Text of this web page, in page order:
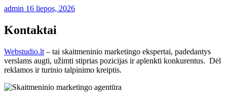
admin 16 liepos, 2026
Kontaktai
Webstudio.lt – tai skaitmeninio marketingo ekspertai, padedantys
verslams augti, užimti stiprias pozicijas ir aplenkti konkurentus. Dėl
reklamos ir turinio talpinimo kreiptis.